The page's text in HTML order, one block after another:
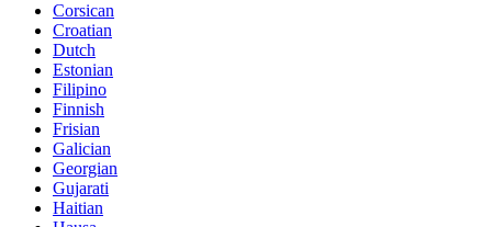
Corsican
Croatian
Dutch
Estonian
Filipino
Finnish
Frisian
Galician
Georgian
Gujarati
Haitian